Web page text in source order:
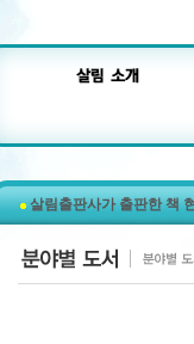
살림출판사가 출판한 책